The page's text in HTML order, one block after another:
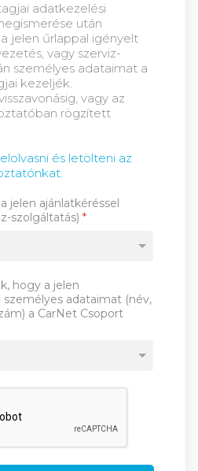
adatkezelési
után
jelen űrlappal igényelt
vagy szerviz-
személyes adataimat a
kezeljék.
vagy az
rögzített
és letölteni az
jelen ajánlatkéréssel
szolgáltatás) *
hogy a jelen
adataimat (név,
a CarNet Csoport